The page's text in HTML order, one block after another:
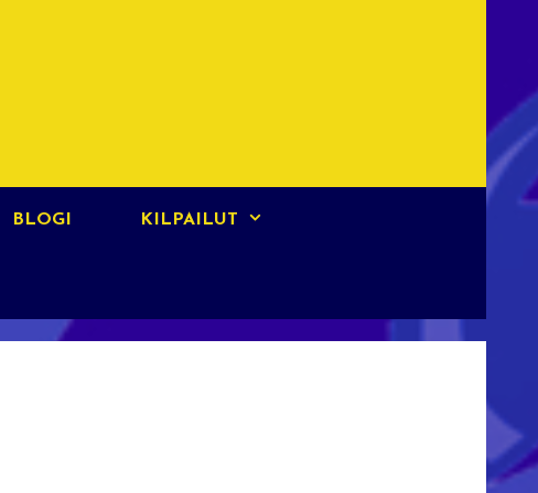
BLOGI KILPAILUT